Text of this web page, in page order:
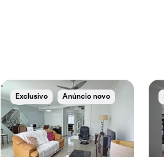
Exclusivo Anúncio novo